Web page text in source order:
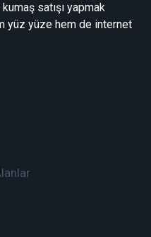
satışı yapmak
yüz yüze hem de internet